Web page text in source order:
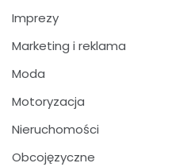
Imprezy
Marketing i reklama
Moda
Motoryzacja
Nieruchomości
Obcojęzyczne